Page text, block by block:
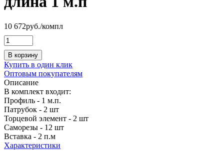
10 672руб./компл
В корзину
Купить в один клик
Оптовым покупателям
Описание
В комплект входит:
Профиль - 1 м.п.
Патрубок - 2 шт
Торцевой элемент - 2 шт
Саморезы - 12 шт
Вставка - 2 п.м
Характеристики